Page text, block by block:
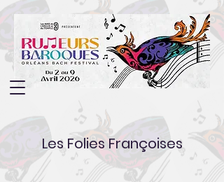
Les Folies Françoises